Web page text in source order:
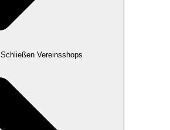
Schließen Vereinsshops